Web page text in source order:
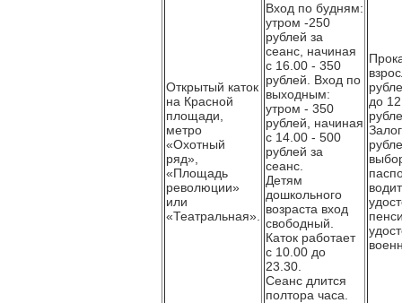
Открытый каток
на Красной
площади,
метро
«Охотный
ряд»,
«Площадь
революции»
или
«Театральная».
Вход по будням:
утром -250
рублей за
сеанс, начиная
с 16.00 - 350
рублей. Вход по
выходным:
утром - 350
рублей, начиная
с 14.00 - 500
рублей за
сеанс.
Детям
дошкольного
возраста вход
свободный.
Каток работает
с 10.00 до
23.30.
Сеанс длится
полтора часа.
до